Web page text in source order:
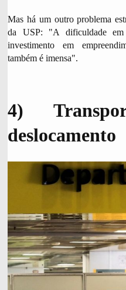
Mas há um outro problema
da USP: "A dificuldade
investimento em
também é imensa".
4)
deslocamento